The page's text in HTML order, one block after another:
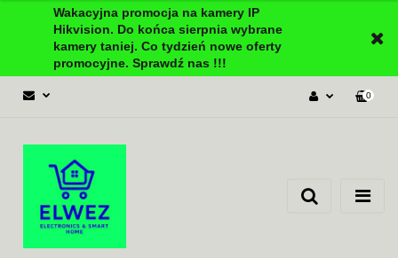
Wakacyjna promocja na kamery IP
Hikvision. Do końca sierpnia wybrane
kamery taniej. Co tydzień nowe oferty
promocyjne. Sprawdź nas !!!
Zgody cookies
0